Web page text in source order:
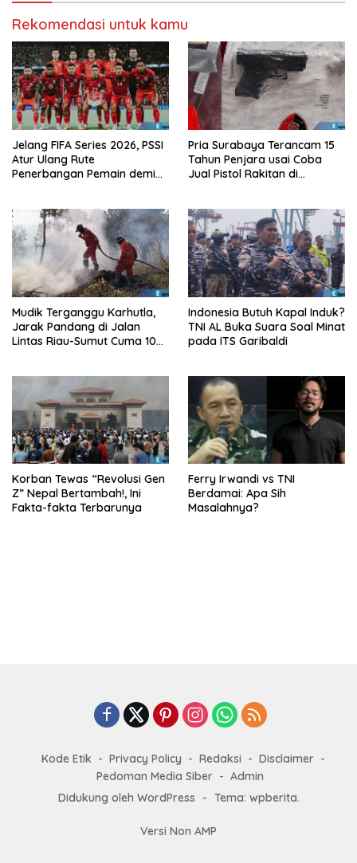
Rekomendasi untuk kamu
Jelang FIFA Series 2026, PSSI
Atur Ulang Rute
Penerbangan Pemain demi
Pria Surabaya Terancam 15
Tahun Penjara usai Coba
Jual Pistol Rakitan di
Mudik Terganggu Karhutla,
Jarak Pandang di Jalan
Lintas Riau-Sumut Cuma 10
Indonesia Butuh Kapal Induk?
TNI AL Buka Suara Soal Minat
pada ITS Garibaldi
Korban Tewas “Revolusi Gen
Z” Nepal Bertambah!, Ini
Fakta-fakta Terbarunya
Ferry Irwandi vs TNI
Berdamai: Apa Sih
Masalahnya?
Kode Etik Privacy Policy Redaksi
Disclaimer
Pedoman Media Siber
Admin
Didukung oleh WordPress
- Tema: wpberita.
Versi Non AMP